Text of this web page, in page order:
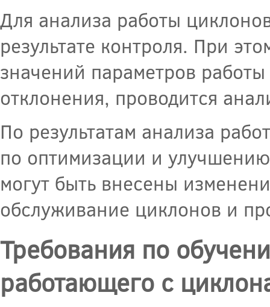
Для анализа работы
результате контроля. При
значений параметров
отклонения, проводится
По результатам анализа
по оптимизации и
могут быть внесены
обслуживание циклонов и
Требования по
работающего с